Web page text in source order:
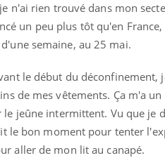
n'ai rien trouvé dans mon
un peu plus tôt qu'en
semaine, au 25 mai.
le début du
de mes vêtements. Ça m'a
le jeûne intermittent. Vu que je
le bon moment pour tenter
aller de mon lit au canapé.
t-
?
Le
de